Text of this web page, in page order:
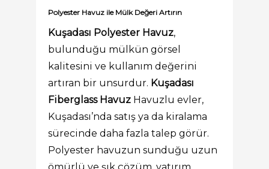
Polyester Havuz ile Mülk Değeri Artırın
Kuşadası Polyester Havuz,
bulunduğu mülkün görsel
kalitesini ve kullanım değerini
artıran bir unsurdur. Kuşadası
Fiberglass HavuzHavuzlu evler,
Kuşadası’nda satış ya da kiralama
sürecinde daha fazla talep görür.
Polyester havuzun sunduğu uzun